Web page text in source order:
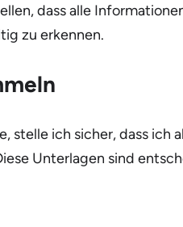
dass alle
zu erkennen.
stelle ich sicher, dass
Unterlagen sind